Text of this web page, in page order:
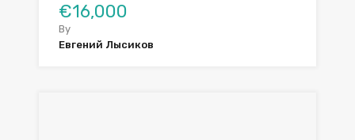
€16,000
By
Евгений Лысиков